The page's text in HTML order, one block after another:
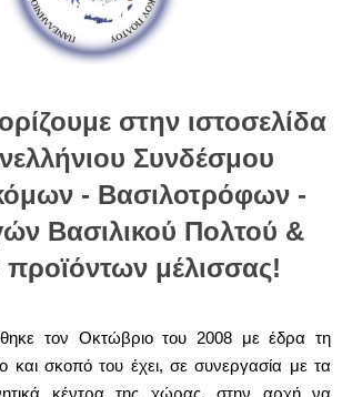
στην ιστοσελίδα
Συνδέσμου
- Βασιλοτρόφων -
Βασιλικού Πολτού &
μέλισσας!
τον Οκτώβριο του 2008 με έδρα τη
και σκοπό του έχει, σε συνεργασία με τα
κέντρα της χώρας, στην αρχή να